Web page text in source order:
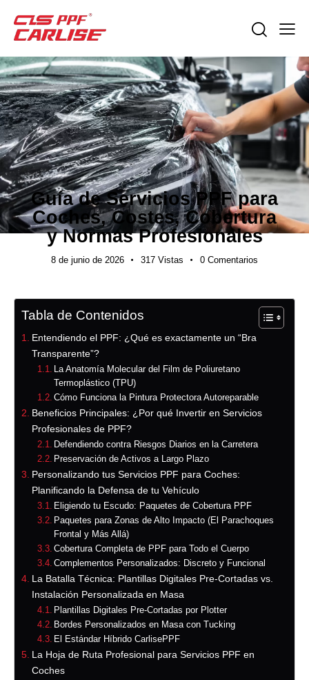
NOTICIAS DE LA INDUSTRIA
Guía de Servicios PPF para
Coches, Costes, Cobertura
y Normas Profesionales
8 de junio de 2026 317 Vistas 0 Comentarios
Tabla de Contenidos
Entendiendo el PPF: ¿Qué es exactamente un “Bra
Transparente”?
La Anatomía Molecular del Film de Poliuretano
Termoplástico (TPU)
Cómo Funciona la Pintura Protectora Autoreparable
Beneficios Principales: ¿Por qué Invertir en Servicios
Profesionales de PPF?
Defendiendo contra Riesgos Diarios en la Carretera
Preservación de Activos a Largo Plazo
Personalizando tus Servicios PPF para Coches:
Planificando la Defensa de tu Vehículo
Eligiendo tu Escudo: Paquetes de Cobertura PPF
Paquetes para Zonas de Alto Impacto (El Parachoques
Frontal y Más Allá)
Cobertura Completa de PPF para Todo el Cuerpo
Complementos Personalizados: Discreto y Funcional
La Batalla Técnica: Plantillas Digitales Pre-Cortadas vs.
Instalación Personalizada en Masa
Plantillas Digitales Pre-Cortadas por Plotter
Bordes Personalizados en Masa con Tucking
El Estándar Híbrido CarlisePPF
La Hoja de Ruta Profesional para Servicios PPF en
Coches